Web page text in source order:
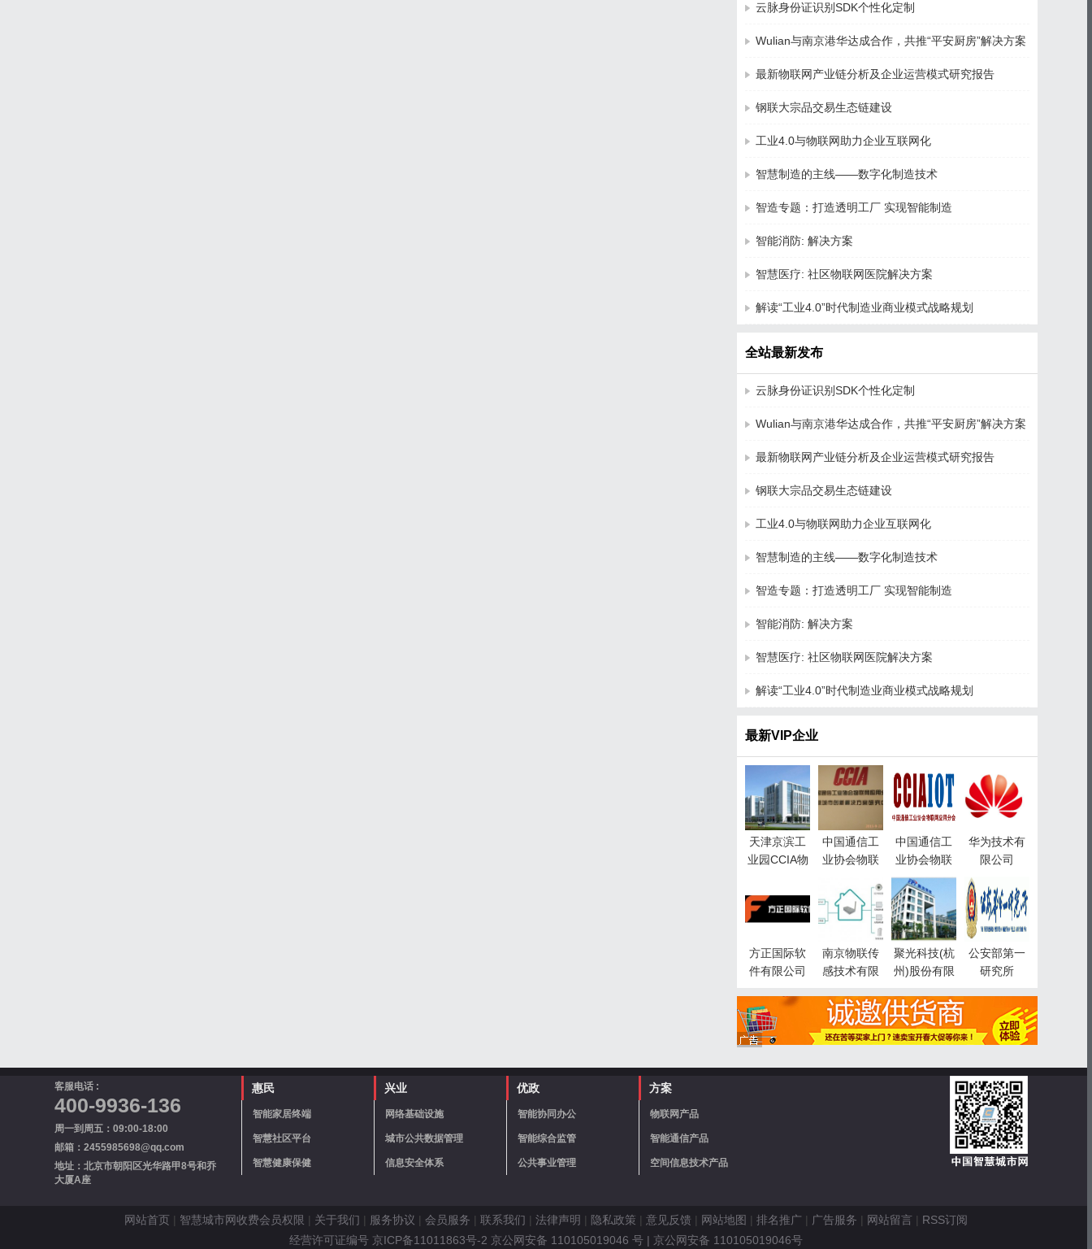
云脉身份证识别SDK个性化定制
Wulian与南京港华达成合作，共推“平安厨房”解决方案
最新物联网产业链分析及企业运营模式研究报告
钢联大宗品交易生态链建设
工业4.0与物联网助力企业互联网化
智慧制造的主线——数字化制造技术
智造专题：打造透明工厂 实现智能制造
智能消防: 解决方案
智慧医疗: 社区物联网医院解决方案
解读“工业4.0”时代制造业商业模式战略规划
全站最新发布
云脉身份证识别SDK个性化定制
Wulian与南京港华达成合作，共推“平安厨房”解决方案
最新物联网产业链分析及企业运营模式研究报告
钢联大宗品交易生态链建设
工业4.0与物联网助力企业互联网化
智慧制造的主线——数字化制造技术
智造专题：打造透明工厂 实现智能制造
智能消防: 解决方案
智慧医疗: 社区物联网医院解决方案
解读“工业4.0”时代制造业商业模式战略规划
最新VIP企业
天津京滨工
业园CCIA物
中国通信工
业协会物联
智慧城市事
业部
中国通信工
业协会物联
网应用分会
华为技术有
限公司
方正国际软
件有限公司
南京物联传
感技术有限
聚光科技(杭
州)股份有限
公安部第一
研究所
客服电话 :
400-9936-136
周一到周五：09:00-18:00
邮箱：2455985698@qq.com
地址：北京市朝阳区光华路甲8号和乔
大厦A座
惠民
智能家居终端
智慧社区平台
智慧健康保健
兴业
网络基础设施
城市公共数据管理
信息安全体系
优政
智能协同办公
智能综合监管
公共事业管理
方案
物联网产品
智能通信产品
空间信息技术产品
网站首页 | 智慧城市网收费会员权限 | 关于我们 | 服务协议 | 会员服务 | 联系我们 | 法律声明 | 隐私政策 | 意见反馈 | 网站地图 | 排名推广 | 广告服务 | 网站留言 | RSS订阅
经营许可证编号 京ICP备11011863号-2 京公网安备 110105019046 号 | 京公网安备 110105019046号